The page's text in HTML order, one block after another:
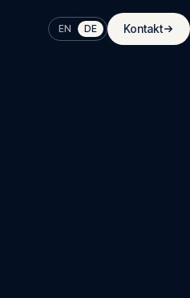
EN DE Kontakt